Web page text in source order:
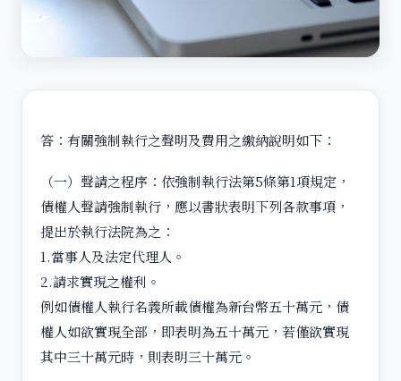
答：有關強制執行之聲明及費用之繳納說明如下：
（一）聲請之程序：依強制執行法第5條第1項規定，
債權人聲請強制執行，應以書狀表明下列各款事項，
提出於執行法院為之：
1.當事人及法定代理人。
2.請求實現之權利。
例如債權人執行名義所載債權為新台幣五十萬元，債
權人如欲實現全部，即表明為五十萬元，若僅欲實現
其中三十萬元時，則表明三十萬元。